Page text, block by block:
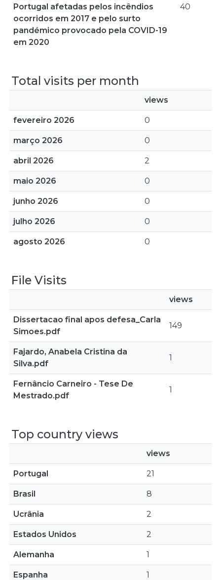
Portugal afetadas pelos incêndios
ocorridos em 2017 e pelo surto
pandémico provocado pela COVID-19
em 2020
40
Total visits per month
views
fevereiro 2026 0
março 2026 0
abril 2026 2
maio 2026 0
junho 2026 0
julho 2026 0
agosto 2026 0
File Visits
views
Dissertacao final apos defesa_Carla
Simoes.pdf
149
Fajardo, Anabela Cristina da
Silva.pdf
1
Fernâncio Carneiro - Tese De
Mestrado.pdf
1
Top country views
views
Portugal 21
Brasil 8
Ucrânia 2
Estados Unidos 2
Alemanha 1
Espanha 1